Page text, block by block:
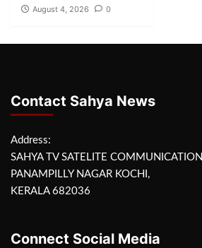
August 4, 2026 0
Contact Sahya News
Address:
SAHYA TV SATELITE COMMUNICATION
PANAMPILLY NAGAR KOCHI,
KERALA 682036
Connect Social Media